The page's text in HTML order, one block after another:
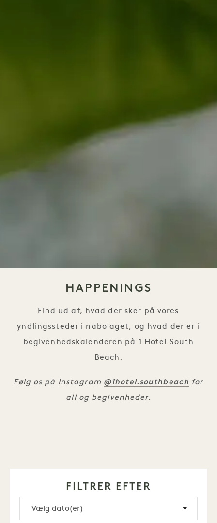
HAPPENINGS
Find ud af, hvad der sker på vores
yndlingssteder i nabolaget, og hvad der er i
begivenhedskalenderen på 1 Hotel South
Beach.
Følg os på Instagram @1hotel.southbeach for
all og begivenheder.
FILTRER EFTER